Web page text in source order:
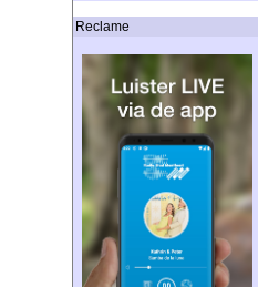
Reclame